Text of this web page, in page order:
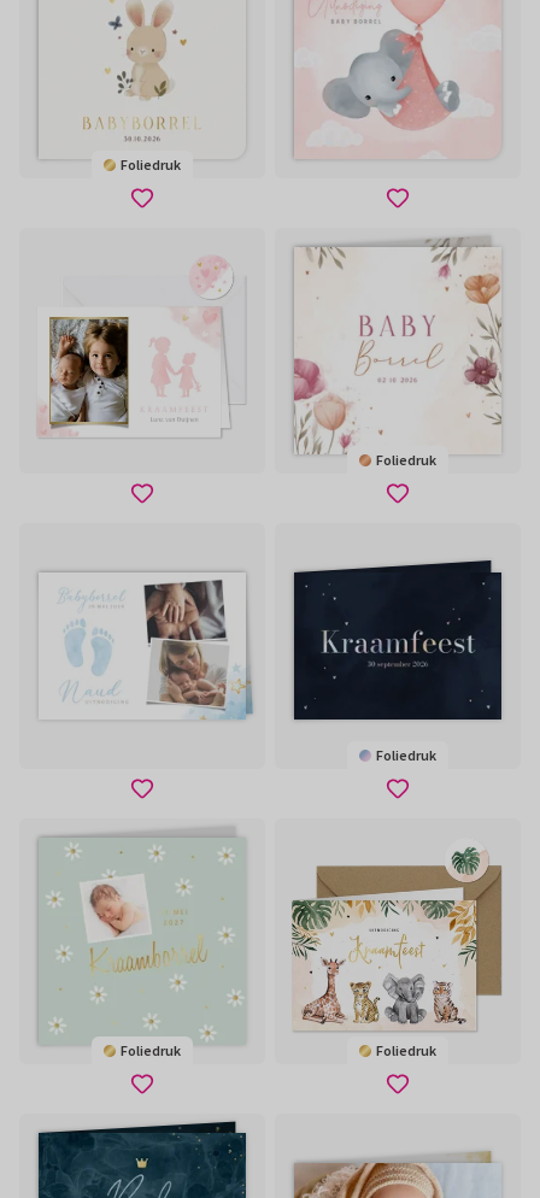
Foliedruk
Foliedruk
Foliedruk
Foliedruk Foliedruk